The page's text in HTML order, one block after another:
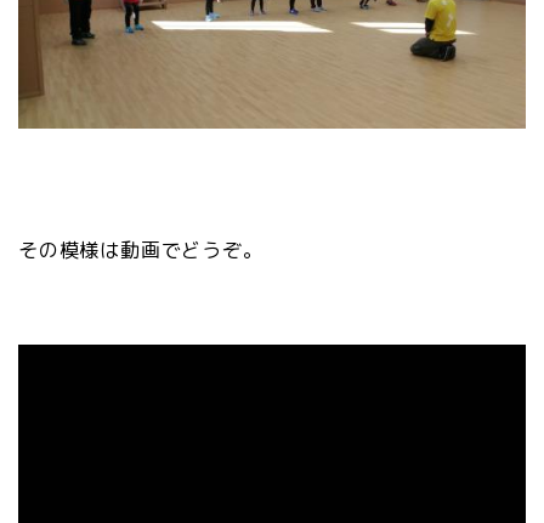
その模様は動画でどうぞ。